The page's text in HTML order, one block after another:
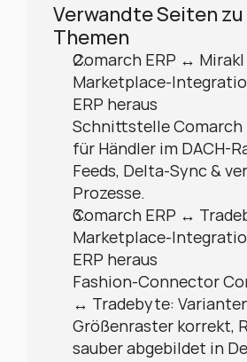
Verwandte Seiten
Themen
Comarch ERP ↔ Mirakl
Marketplace-
ERP heraus
Schnittstelle Comarch
für Händler im DACH-
Feeds, Delta-Sync &
Prozesse.
Comarch ERP ↔
Marketplace-
ERP heraus
Fashion-Connector
↔ Tradebyte:
Größenraster korrekt,
sauber abgebildet in